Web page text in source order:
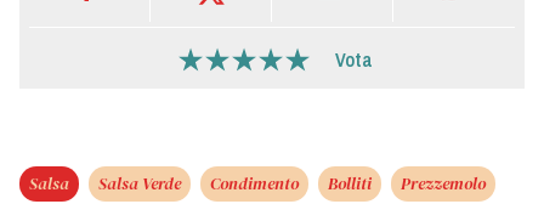
Vota
Salsa Salsa Verde Condimento Bolliti
Prezzemolo